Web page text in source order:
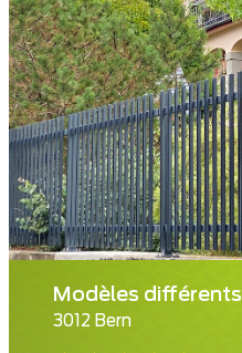
Modèles différents
3012 Bern